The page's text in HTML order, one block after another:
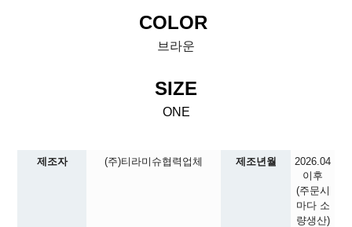
COLOR
브라운
SIZE
ONE
제조자 (주)티라미슈협력업체 제조년월
2026.04
이후
(주문시
마다 소
량생산)